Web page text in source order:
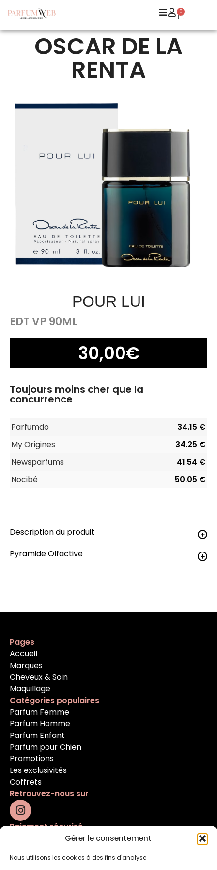
Gérer le consentement
Nous utilisons les cookies à des fins d'analyse
0
OSCAR DE LA
RENTA
POUR LUI
EDT VP 90ML
30,00€
Toujours moins cher que la
concurrence
Parfumdo
34.15 €
My Origines
34.25 €
Newsparfums
41.54 €
Nocibé
50.05 €
Description du produit
Pyramide Olfactive
Pages
Accueil
Marques
Cheveux & Soin
Maquillage
Catégories populaires
Parfum Femme
Parfum Homme
Parfum Enfant
Parfum pour Chien
Promotions
Les exclusivités
Coffrets
Retrouvez-nous sur
Paiement sécurisé